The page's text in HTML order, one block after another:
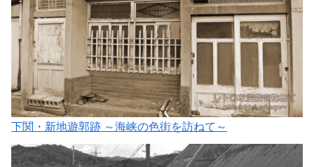
下関・新地遊郭跡 ～海峡の色街を訪ねて～